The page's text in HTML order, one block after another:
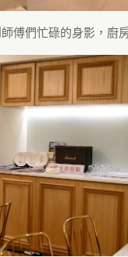
傅們忙碌的身影，廚